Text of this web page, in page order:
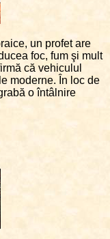
un profet are
foc, fum şi mult
că vehiculul
moderne. În loc de
o întâlnire